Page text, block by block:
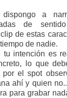
dispongo a
de
de estas
de nadie.
tu intención es
lo que
el spot
ahí y quien
para grabar